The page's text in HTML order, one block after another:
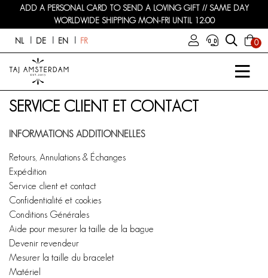
ADD A PERSONAL CARD TO SEND A LOVING GIFT // SAME DAY
WORLDWIDE SHIPPING MON-FRI UNTIL 12:00
NL DE EN FR 0
SERVICE CLIENT ET CONTACT
INFORMATIONS ADDITIONNELLES
Retours, Annulations & Échanges
Expédition
Service client et contact
Confidentialité et cookies
Conditions Générales
Aide pour mesurer la taille de la bague
Devenir revendeur
Mesurer la taille du bracelet
Matériel